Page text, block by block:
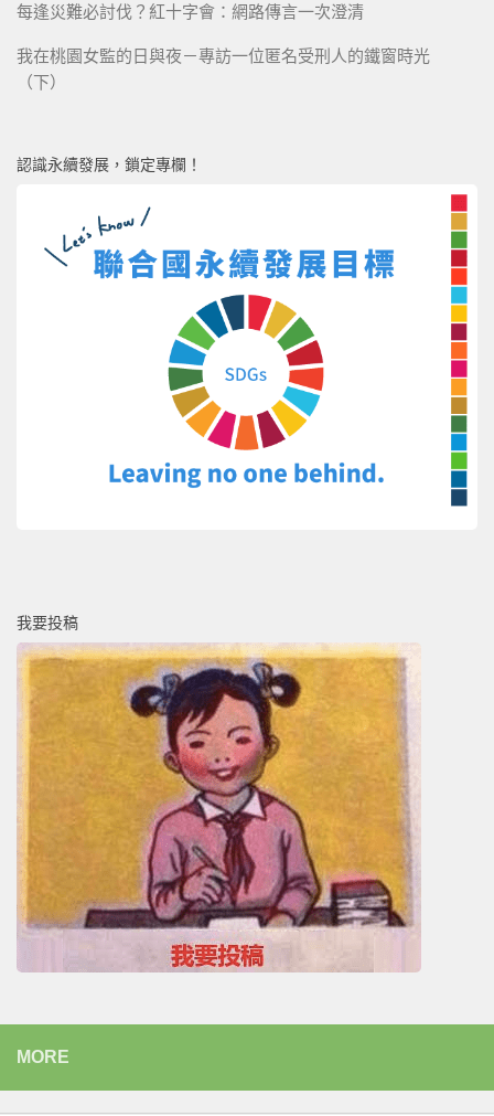
每逢災難必討伐？紅十字會：網路傳言一次澄清
我在桃園女監的日與夜－專訪一位匿名受刑人的鐵窗時光
（下）
認識永續發展，鎖定專欄！
我要投稿
MORE